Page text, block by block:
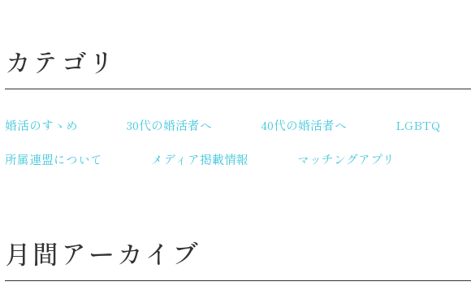
カテゴリ
婚活のすゝめ 30代の婚活者へ 40代の婚活者へ LGBTQ
所属連盟について
メディア掲載情報 マッチングアプリ
月間アーカイブ